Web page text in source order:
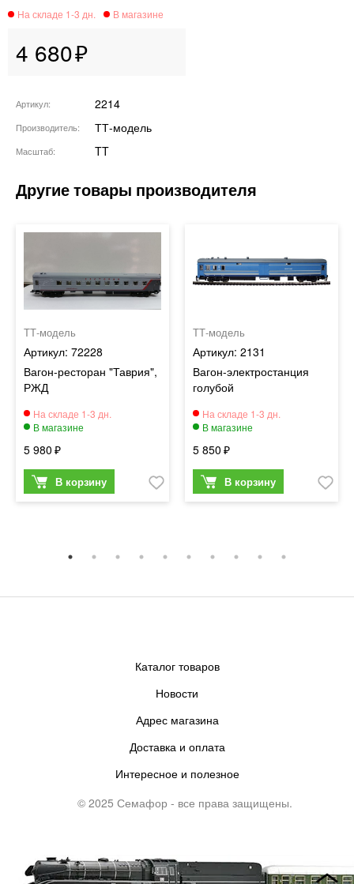
4 680
Артикул 2214
Производитель ТТ-модель
Масштаб TT
ТТ-модель
72228
Вагон-ресторан "Таврия",
РЖД
5 980
ТТ-модель
2131
Вагон-электростанция
голубой
5 850
Каталог товаров
Новости
Адрес магазина
Доставка и оплата
Интересное и полезное
© 2025 Семафор - все права защищены.